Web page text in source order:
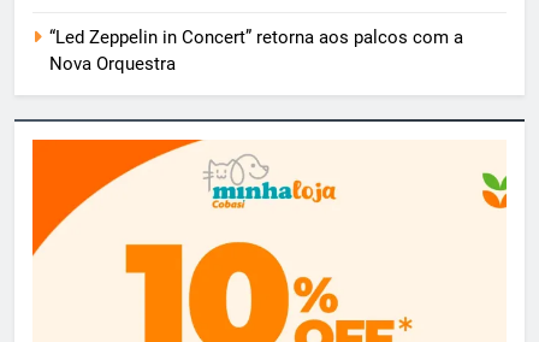
“Led Zeppelin in Concert” retorna aos palcos com a
Nova Orquestra